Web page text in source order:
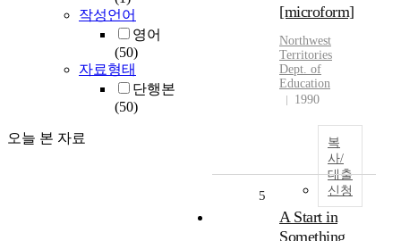
작성언어
영어
(50)
자료형태
단행본
(50)
오늘 본 자료
[microform]
Northwest
Territories
Dept. of
Education
1990
복
사/
대출
신청
5
A Start in
Something